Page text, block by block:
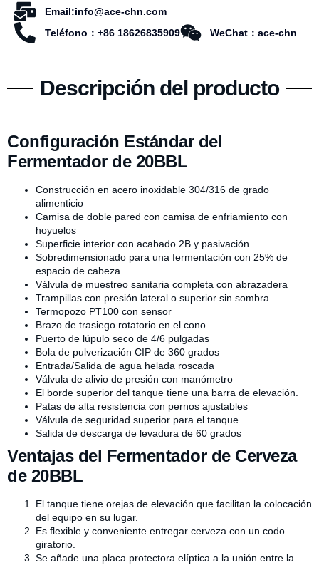
Email:info@ace-chn.com
Teléfono：+86 18626835909
WeChat：ace-chn
Descripción del producto
Configuración Estándar del
Fermentador de 20BBL
Construcción en acero inoxidable 304/316 de grado
alimenticio
Camisa de doble pared con camisa de enfriamiento con
hoyuelos
Superficie interior con acabado 2B y pasivación
Sobredimensionado para una fermentación con 25% de
espacio de cabeza
Válvula de muestreo sanitaria completa con abrazadera
Trampillas con presión lateral o superior sin sombra
Termopozo PT100 con sensor
Brazo de trasiego rotatorio en el cono
Puerto de lúpulo seco de 4/6 pulgadas
Bola de pulverización CIP de 360 grados
Entrada/Salida de agua helada roscada
Válvula de alivio de presión con manómetro
El borde superior del tanque tiene una barra de elevación.
Patas de alta resistencia con pernos ajustables
Válvula de seguridad superior para el tanque
Salida de descarga de levadura de 60 grados
Ventajas del Fermentador de Cerveza
de 20BBL
El tanque tiene orejas de elevación que facilitan la colocación
del equipo en su lugar.
Es flexible y conveniente entregar cerveza con un codo
giratorio.
Se añade una placa protectora elíptica a la unión entre la